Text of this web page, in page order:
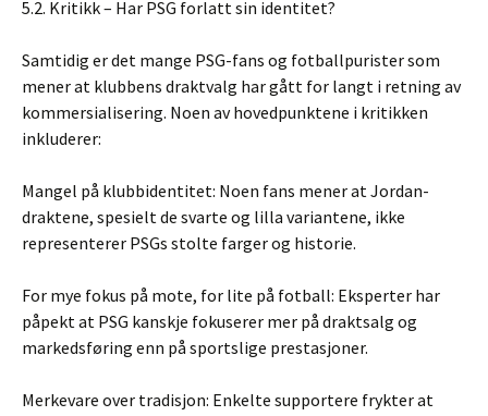
5.2. Kritikk – Har PSG forlatt sin identitet?
Samtidig er det mange PSG-fans og fotballpurister som
mener at klubbens draktvalg har gått for langt i retning av
kommersialisering. Noen av hovedpunktene i kritikken
inkluderer:
Mangel på klubbidentitet: Noen fans mener at Jordan-
draktene, spesielt de svarte og lilla variantene, ikke
representerer PSGs stolte farger og historie.
For mye fokus på mote, for lite på fotball: Eksperter har
påpekt at PSG kanskje fokuserer mer på draktsalg og
markedsføring enn på sportslige prestasjoner.
Merkevare over tradisjon: Enkelte supportere frykter at